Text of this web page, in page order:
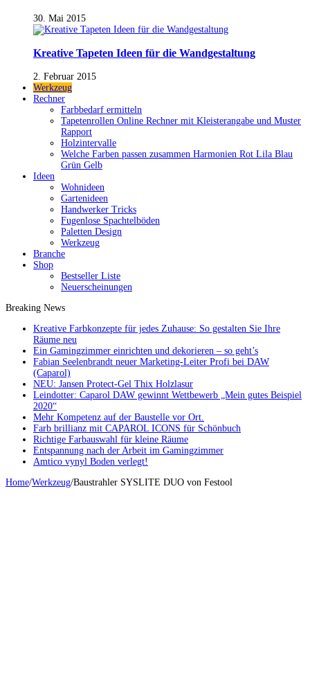
30. Mai 2015
Kreative Tapeten Ideen für die Wandgestaltung
2. Februar 2015
Werkzeug
Rechner
Farbbedarf ermitteln
Tapetenrollen Online Rechner mit Kleisterangabe und Muster
Rapport
Holzintervalle
Welche Farben passen zusammen Harmonien Rot Lila Blau
Grün Gelb
Ideen
Wohnideen
Gartenideen
Handwerker Tricks
Fugenlose Spachtelböden
Paletten Design
Werkzeug
Branche
Shop
Bestseller Liste
Neuerscheinungen
Breaking News
Kreative Farbkonzepte für jedes Zuhause: So gestalten Sie Ihre
Räume neu
Ein Gamingzimmer einrichten und dekorieren – so geht’s
Fabian Seelenbrandt neuer Marketing-Leiter Profi bei DAW
(Caparol)
NEU: Jansen Protect-Gel Thix Holzlasur
Leindotter: Caparol DAW gewinnt Wettbewerb „Mein gutes Beispiel
2020“
Mehr Kompetenz auf der Baustelle vor Ort.
Farb brillianz mit CAPAROL ICONS für Schönbuch
Richtige Farbauswahl für kleine Räume
Entspannung nach der Arbeit im Gamingzimmer
Amtico vynyl Boden verlegt!
Home/Werkzeug/Baustrahler SYSLITE DUO von Festool